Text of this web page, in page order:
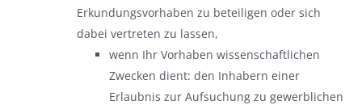
Erkundungsvorhaben zu beteiligen oder sich
dabei vertreten zu lassen,
wenn Ihr Vorhaben wissenschaftlichen
Zwecken dient: den Inhabern einer
Erlaubnis zur Aufsuchung zu gewerblichen